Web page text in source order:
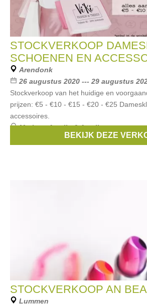
STOCKVERKOOP
SCHOENEN EN
Arendonk
26 augustus 2020 --- 29 augustus
Stockverkoop van het huidige en
prijzen: €5 - €10 - €15 - €20 - €25
accessoires.
Merken:Amelie & Amelie,tramontana
BEKIJK DEZE
STOCKVERKOOP AN
Lummen